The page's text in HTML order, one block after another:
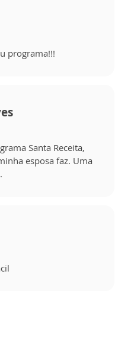
programa!!!
Santa Receita,
esposa faz. Uma